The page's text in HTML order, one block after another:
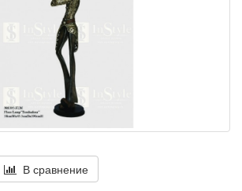
В сравнение